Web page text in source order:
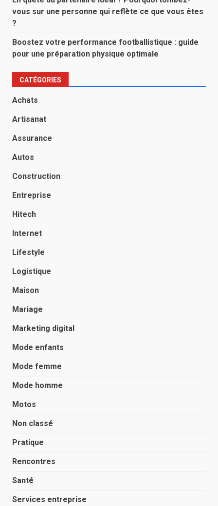
vous sur une personne qui reflète ce que vous êtes
?
Boostez votre performance footballistique : guide
pour une préparation physique optimale
CATÉGORIES
Achats
Artisanat
Assurance
Autos
Construction
Entreprise
Hitech
Internet
Lifestyle
Logistique
Maison
Mariage
Marketing digital
Mode enfants
Mode femme
Mode homme
Motos
Non classé
Pratique
Rencontres
Santé
Services entreprise